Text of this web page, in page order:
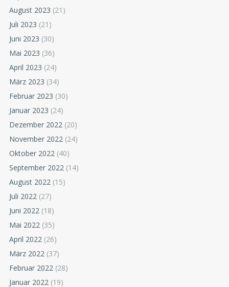
August 2023 (21)
Juli 2023 (21)
Juni 2023 (30)
Mai 2023 (36)
April 2023 (24)
März 2023 (34)
Februar 2023 (30)
Januar 2023 (24)
Dezember 2022 (20)
November 2022 (24)
Oktober 2022 (40)
September 2022 (14)
August 2022 (15)
Juli 2022 (27)
Juni 2022 (18)
Mai 2022 (35)
April 2022 (26)
März 2022 (37)
Februar 2022 (28)
Januar 2022 (19)